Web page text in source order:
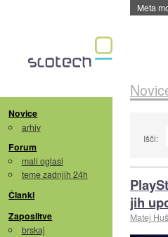
Meta
Novice
arhiv
Forum
mali oglasi
teme zadnjih 24h
Članki
Zaposlitve
brskaj
Išči:
jih
Matej Huš